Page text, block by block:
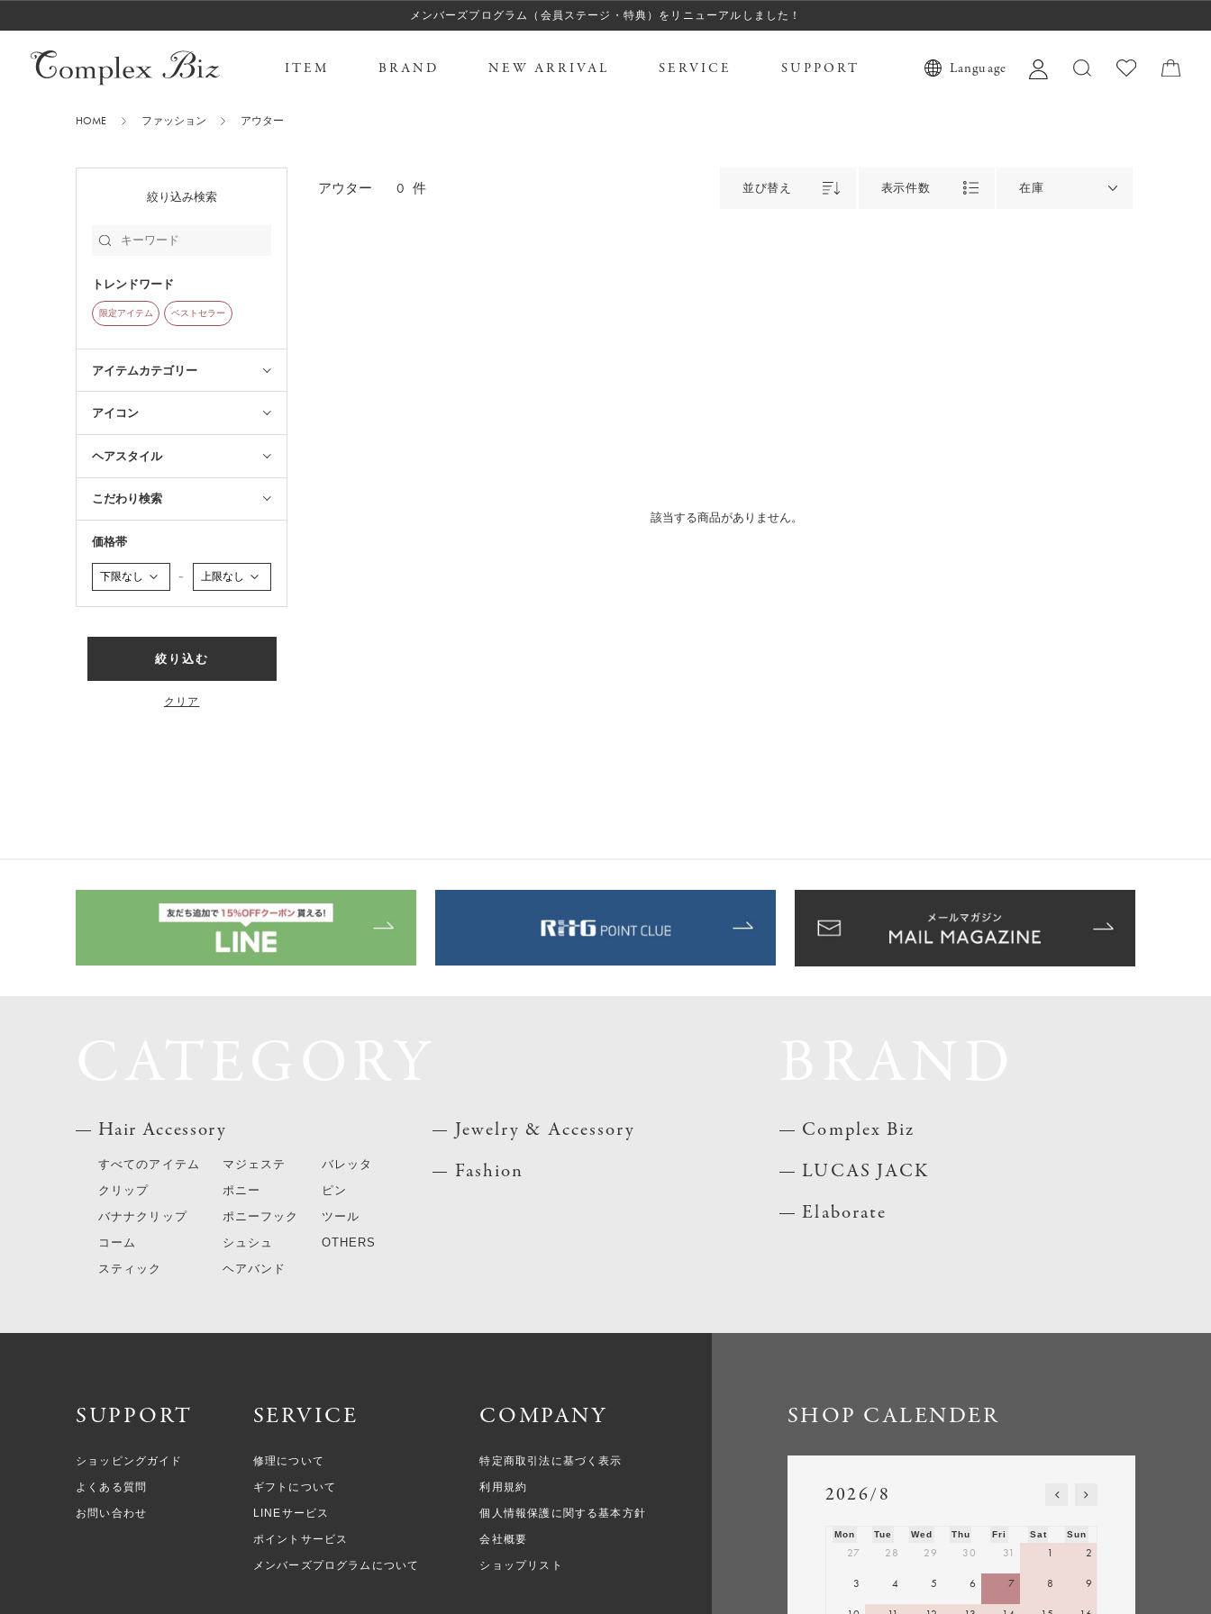
メンバーズプログラム（会員ステージ・特典）をリニューアルしました！
ITEM BRAND NEW ARRIVAL SERVICE SUPPORT Language
HOME ファッション アウター
絞り込み検索
トレンドワード
限定アイテム ベストセラー
アイテムカテゴリー
アイコン
ヘアスタイル
こだわり検索
価格帯
～
絞り込む
クリア
アウター 0 件 並び替え 表示件数 在庫
該当する商品がありません。
Hair Accessory
すべてのアイテム
クリップ
バナナクリップ
コーム
スティック
マジェステ
ポニー
ポニーフック
シュシュ
ヘアバンド
バレッタ
ピン
ツール
OTHERS
Jewelry & Accessory
Fashion
Complex Biz
LUCAS JACK
Elaborate
SUPPORT
ショッピングガイド
よくある質問
お問い合わせ
SERVICE
修理について
ギフトについて
LINEサービス
ポイントサービス
メンバーズプログラムについて
COMPANY
特定商取引法に基づく表示
利用規約
個人情報保護に関する基本方針
会社概要
ショップリスト
SHOP CALENDER
2026/8
Mon Tue Wed Thu Fri Sat Sun
27 28 29 30 31 1 2
3 4 5 6 7 8 9